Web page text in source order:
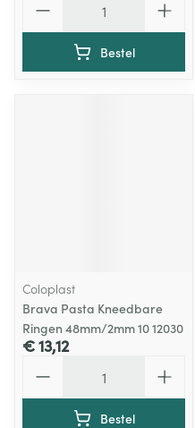
Bestel
Coloplast
Brava Pasta Kneedbare
Ringen 48mm/2mm 10 12030
€ 13,12
Bestel